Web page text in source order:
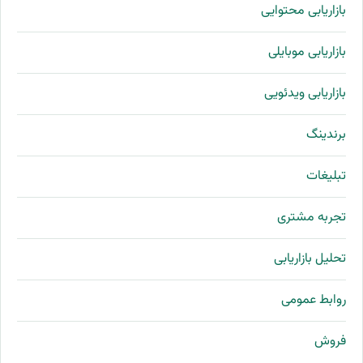
بازاریابی محتوایی
بازاریابی موبایلی
بازاریابی ویدئویی
برندینگ
تبلیغات
تجربه مشتری
تحلیل بازاریابی
روابط عمومی
فروش